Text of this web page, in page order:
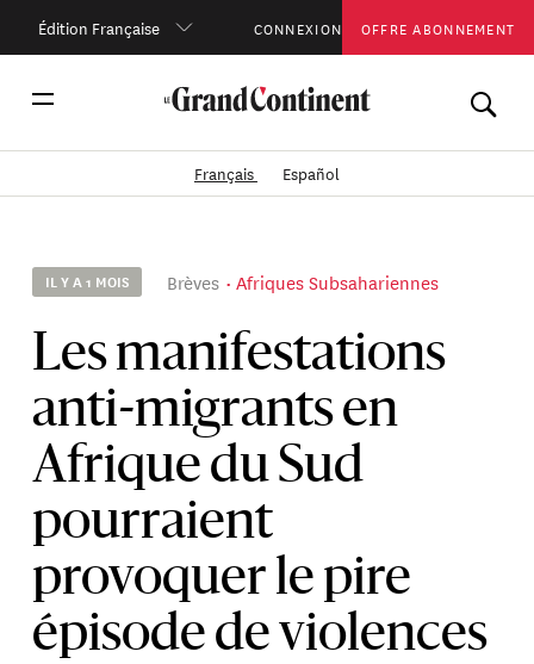
Édition Française CONNEXION OFFRE ABONNEMENT
Français Español
IL Y A 1 MOIS Brèves Afriques Subsahariennes
Les manifestations
anti-migrants en
Afrique du Sud
pourraient
provoquer le pire
épisode de violences